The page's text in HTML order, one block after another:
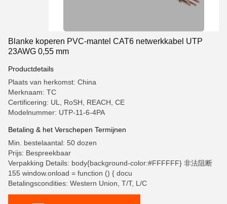
Blanke koperen PVC-mantel CAT6 netwerkkabel UTP
23AWG 0,55 mm
Productdetails
Plaats van herkomst: China
Merknaam: TC
Certificering: UL, RoSH, REACH, CE
Modelnummer: UTP-11-6-4PA
Betaling & het Verschepen Termijnen
Min. bestelaantal: 50 dozen
Prijs: Bespreekbaar
Verpakking Details: body{background-color:#FFFFFF} 非法阻断
155 window.onload = function () { docu
Betalingscondities: Western Union, T/T, L/C